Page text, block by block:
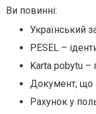
Ви повинні:
Український
PESEL –
Karta pobytu –
Документ, що
Рахунок у